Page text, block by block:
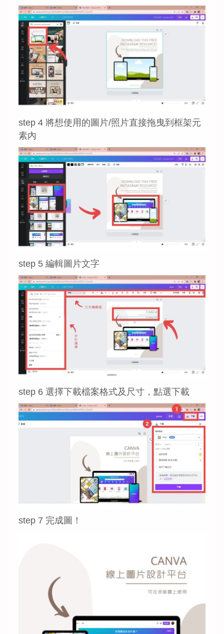
step 4 將想使用的圖片/照片直接拖曳到框架元
素內
step 5 編輯圖片文字
step 6 選擇下載檔案格式及尺寸，點選下載
step 7 完成圖！